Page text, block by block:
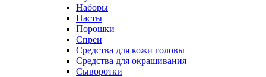
Наборы
Пасты
Порошки
Спреи
Средства для кожи головы
Средства для окрашивания
Сыворотки